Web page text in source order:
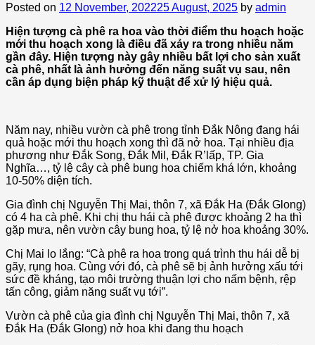
Posted on 12 November, 202225 August, 2025 by admin
Hiện tượng cà phê ra hoa vào thời điểm thu hoạch hoặc
mới thu hoạch xong là điều đã xảy ra trong nhiều năm
gần đây. Hiện tượng này gây nhiều bất lợi cho sản xuất
cà phê, nhất là ảnh hưởng đến năng suất vụ sau, nên
cần áp dụng biện pháp kỹ thuật để xử lý hiệu quả.
Năm nay, nhiều vườn cà phê trong tỉnh Đắk Nông đang hái
quả hoặc mới thu hoạch xong thì đã nở hoa. Tại nhiều địa
phương như Đắk Song, Đắk Mil, Đắk R’lấp, TP. Gia
Nghĩa…, tỷ lệ cây cà phê bung hoa chiếm khá lớn, khoảng
10-50% diện tích.
Gia đình chị Nguyễn Thị Mai, thôn 7, xã Đắk Ha (Đắk Glong)
có 4 ha cà phê. Khi chị thu hái cà phê được khoảng 2 ha thì
gặp mưa, nên vườn cây bung hoa, tỷ lệ nở hoa khoảng 30%.
Chị Mai lo lắng: “Cà phê ra hoa trong quá trình thu hái dễ bị
gãy, rụng hoa. Cùng với đó, cà phê sẽ bị ảnh hưởng xấu tới
sức đề kháng, tạo môi trường thuận lợi cho nấm bệnh, rệp
tấn công, giảm năng suất vụ tới”.
Vườn cà phê của gia đình chị Nguyễn Thị Mai, thôn 7, xã
Đắk Ha (Đắk Glong) nở hoa khi đang thu hoạch